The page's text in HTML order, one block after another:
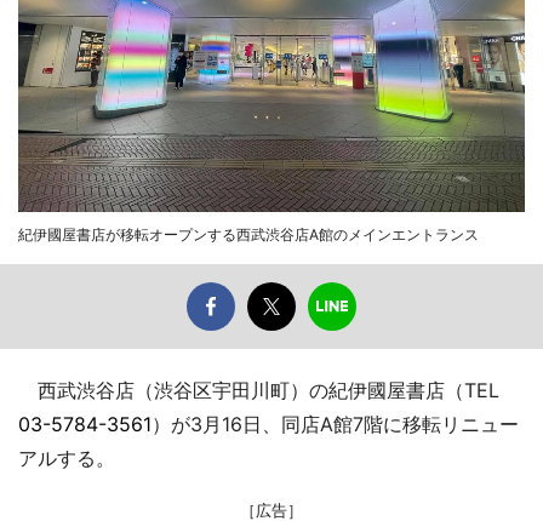
紀伊國屋書店が移転オープンする西武渋谷店A館のメインエントランス
西武渋谷店（渋谷区宇田川町）の紀伊國屋書店（TEL
03-5784-3561）が3月16日、同店A館7階に移転リニュー
アルする。
［広告］